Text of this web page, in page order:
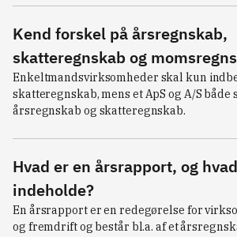
Kend forskel på årsregnskab,
skatteregnskab og
Enkeltmandsvirksomheder skal kun
skatteregnskab, mens et ApS og A/S
årsregnskab og skatteregnskab.
Hvad er en årsrapport, og
indeholde?
En årsrapport er en redegørelse for
og fremdrift og består bl.a. af et